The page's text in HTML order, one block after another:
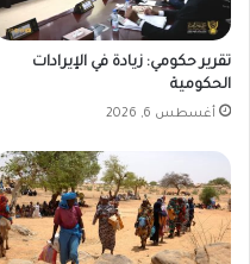
تقرير حكومي: زيادة في الإيرادات
الحكومية
أغسطس 6, 2026